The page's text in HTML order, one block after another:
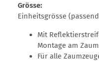
Grösse:
Einheitsgrösse
Mit
Montage am
Für alle